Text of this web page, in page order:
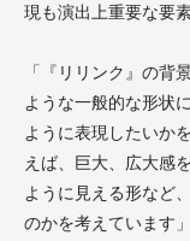
現も演出上重要な要
「『リリンク』の背
ような一般的な形状
ように表現したいか
えば、巨大、広大感
ように見える形など
のかを考えています